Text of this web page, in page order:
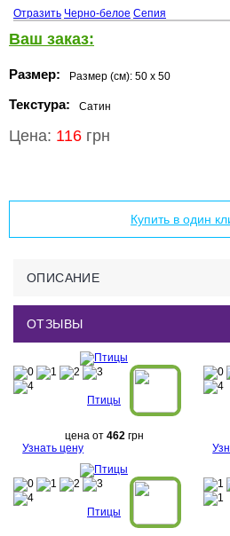
Отразить Черно-белое Сепия
Ваш заказ:
Размер: Размер (см): 50 x 50
Текстура: Сатин
Цена: 116 грн
Купить в один
ОПИСАНИЕ
ОТЗЫВЫ
Птицы
цена от 462грн
Узнать цену
Птицы